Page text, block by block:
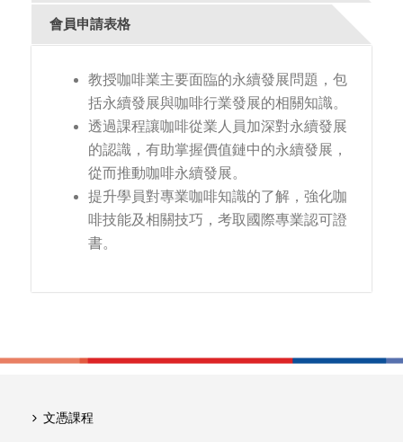
會員申請表格
教授咖啡業主要面臨的永續發展問題，包
括永續發展與咖啡行業發展的相關知識。
透過課程讓咖啡從業人員加深對永續發展
的認識，有助掌握價值鏈中的永續發展，
從而推動咖啡永續發展。
提升學員對專業咖啡知識的了解，強化咖
啡技能及相關技巧，考取國際專業認可證
書。
文憑課程